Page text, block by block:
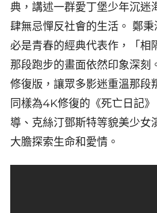
典，講述一群愛丁堡少年沉迷
肆無忌憚反社會的生活。 鄭秉
必是青春的經典代表作，「相
那段跑步的畫面依然印象深刻
修復版，讓眾多影迷重溫那段
同樣為4K修復的《死亡日記
導、克絲汀鄧斯特等貌美少女
大膽探索生命和愛情。